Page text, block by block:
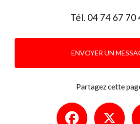
Tél. 04 74 67 70
ENVOYER UN
Partagez cette
Facebook